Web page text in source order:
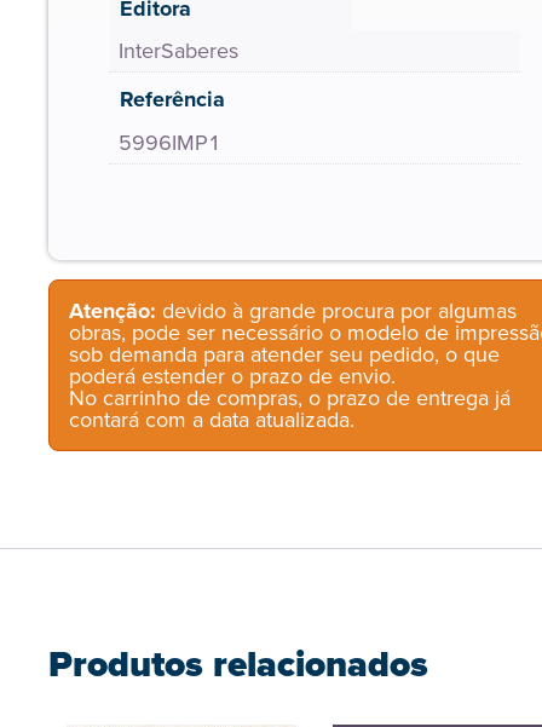
Editora
InterSaberes
Referência
5996IMP1
Atenção: devido à grande procura por algumas
obras, pode ser necessário o modelo de
sob demanda para atender seu pedido, o que
poderá estender o prazo de envio.
No carrinho de compras, o prazo de entrega já
contará com a data atualizada.
Produtos relacionados